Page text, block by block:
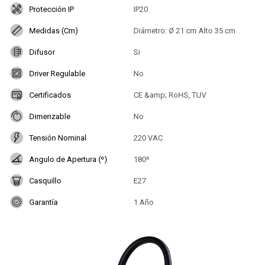
Protección IP IP20
Medidas (Cm) Diámetro: Ø 21 cm Alto 35 cm
Difusor Si
Driver Regulable No
Certificados CE &amp; RoHS, TUV
Dimerizable No
Tensión Nominal 220 VAC
Angulo de Apertura (º) 180º
Casquillo E27
Garantía 1 Año